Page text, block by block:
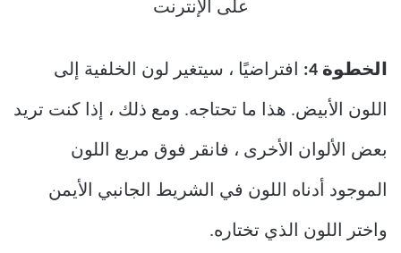
الخطوة 4: افتراضيًا ، سيتغير لون الخلفية إلى
اللون الأبيض. هذا ما تحتاجه. ومع ذلك ، إذا كنت تريد
بعض الألوان الأخرى ، فانقر فوق مربع اللون
الموجود أدناه اللون في الشريط الجانبي الأيمن
واختر اللون الذي تختاره.